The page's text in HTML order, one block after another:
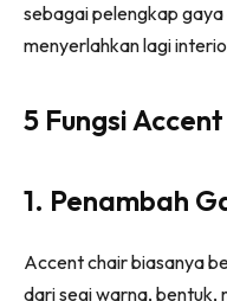
Hartanah
Video
Buat Sendiri
Ilham
sebagai pelengkap gaya
menyerlahkan lagi
5 Fungsi
1. Penambah
Accent chair biasanya
dari segi warna, bentuk,